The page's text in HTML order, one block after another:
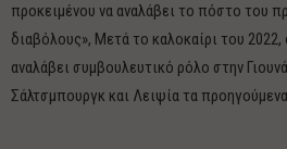
προκειμένου να αναλάβει το πόστο του
διαβόλους», Μετά το καλοκαίρι του 2022,
αναλάβει συμβουλευτικό ρόλο στην
Σάλτσμπουργκ και Λειψία τα